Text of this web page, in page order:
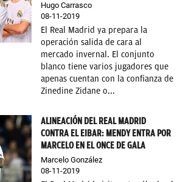
Hugo Carrasco
08-11-2019
El Real Madrid ya prepara la
operación salida de cara al
mercado invernal. El conjunto
blanco tiene varios jugadores que
apenas cuentan con la confianza de
Zinedine Zidane o...
ALINEACIÓN DEL REAL MADRID
CONTRA EL EIBAR: MENDY ENTRA POR
MARCELO EN EL ONCE DE GALA
Marcelo González
08-11-2019